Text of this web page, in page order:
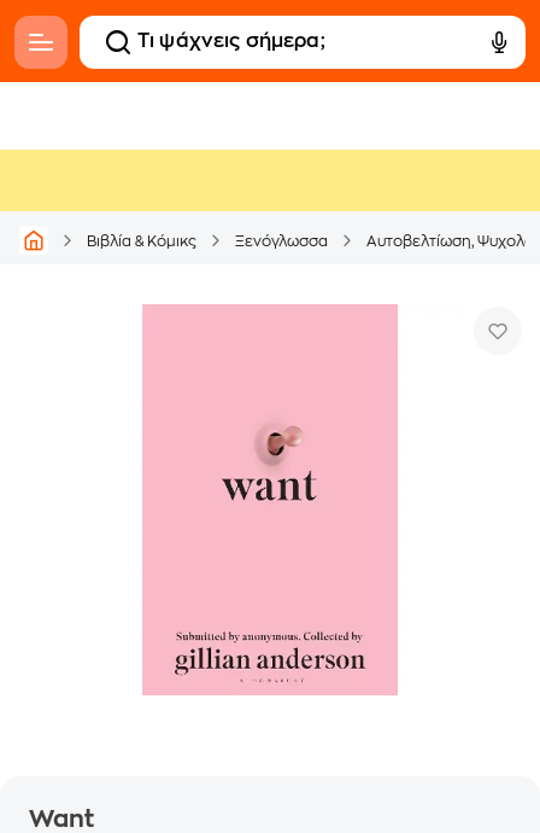
Βιβλία & Κόμικς Ξενόγλωσσα Αυτοβελτίωση,
Want